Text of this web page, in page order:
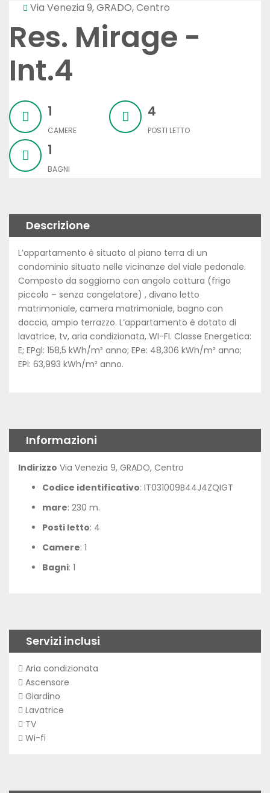
Via Venezia 9, GRADO, Centro
Res. Mirage -
Int.4
1
CAMERE
4
POSTI LETTO
1
BAGNI
Descrizione
L’appartamento è situato al piano terra di un
condominio situato nelle vicinanze del viale pedonale.
Composto da soggiorno con angolo cottura (frigo
piccolo – senza congelatore) , divano letto
matrimoniale, camera matrimoniale, bagno con
doccia, ampio terrazzo. L’appartamento è dotato di
lavatrice, tv, aria condizionata, WI-FI. Classe Energetica:
E; EPgl: 158,5 kWh/m² anno; EPe: 48,306 kWh/m² anno;
EPi: 63,993 kWh/m² anno.
Informazioni
Indirizzo Via Venezia 9, GRADO, Centro
Codice identificativo: IT031009B44J4ZQIGT
mare: 230 m.
Posti letto: 4
Camere: 1
Bagni: 1
Servizi inclusi
Aria condizionata
Ascensore
Giardino
Lavatrice
TV
Wi-fi